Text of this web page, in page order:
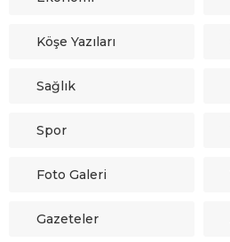
Köşe Yazıları
Sağlık
Spor
Foto Galeri
Gazeteler